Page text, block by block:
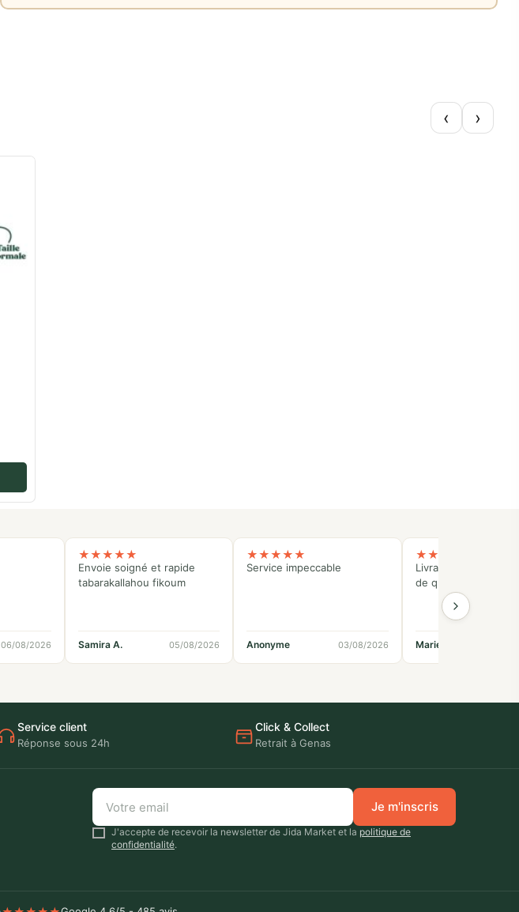
‹ ›
06/08/2026
★★★★★
Envoie soigné et rapide
tabarakallahou fikoum
Samira A. 05/08/2026
★★★★★
Service impeccable
Anonyme 03/08/2026
★★
Livraison rapide et
de qualité
Marielle
Service client
Réponse sous 24h
Click & Collect
Retrait à Genas
Je m'inscris
J'accepte de recevoir la newsletter de Jida Market et la politique de
confidentialité.